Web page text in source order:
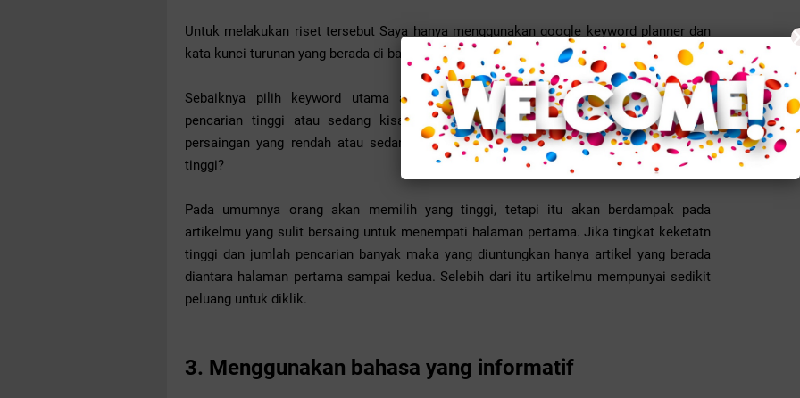
Untuk melakukan riset tersebut Saya hanya menggunakan google keyword planner dan
kata kunci turunan yang berada di bawah kotak pencarian google.
Sebaiknya pilih keyword utama atau yang menjadi pembahasan dengan jumlah
pencarian tinggi atau sedang kisaran 100 ribu-satu juta. Utamakandengan tingkat
persaingan yang rendah atau sedang. Kenapa tidak memilih yang tingkat persaingan
tinggi?
Pada umumnya orang akan memilih yang tinggi, tetapi itu akan berdampak pada
artikelmu yang sulit bersaing untuk menempati halaman pertama. Jika tingkat keketatn
tinggi dan jumlah pencarian banyak maka yang diuntungkan hanya artikel yang berada
diantara halaman pertama sampai kedua. Selebih dari itu artikelmu mempunyai sedikit
peluang untuk diklik.
3. Menggunakan bahasa yang informatif